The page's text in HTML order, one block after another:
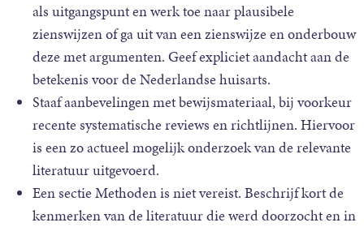
als uitgangspunt en werk toe naar plausibele
zienswijzen of ga uit van een zienswijze en onderbouw
deze met argumenten. Geef expliciet aandacht aan de
betekenis voor de Nederlandse huisarts.
Staaf aanbevelingen met bewijsmateriaal, bij voorkeur
recente systematische reviews en richtlijnen. Hiervoor
is een zo actueel mogelijk onderzoek van de relevante
literatuur uitgevoerd.
Een sectie Methoden is niet vereist. Beschrijf kort de
kenmerken van de literatuur die werd doorzocht en in